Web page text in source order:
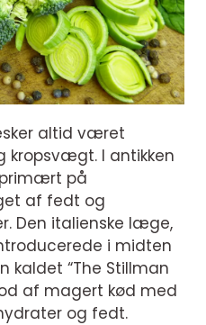
altid været
I antikken
på
af fedt og
Den italienske læge,
i midten
kaldet “The Stillman
af magert kød med
og fedt.